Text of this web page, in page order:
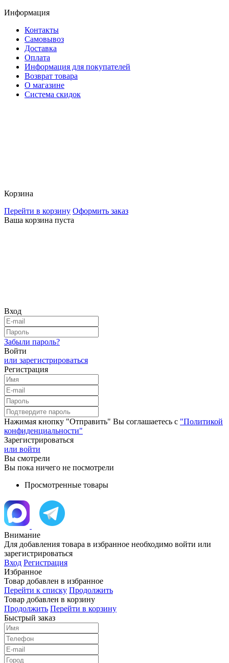
Информация
Контакты
Самовывоз
Доставка
Оплата
Информация для покупателей
Возврат товара
О магазине
Система скидок
Корзина
Перейти в корзину Оформить заказ
Ваша корзина пуста
Вход
Забыли пароль?
Войти
или зарегистрироваться
Регистрация
Нажимая кнопку "Отправить" Вы соглашаетесь с "Политикой
конфиденциальности"
Зарегистрироваться
или войти
Вы смотрели
Вы пока ничего не посмотрели
Просмотренные товары
Внимание
Для добавления товара в избранное необходимо войти или
зарегистрироваться
Вход Регистрация
Избранное
Товар добавлен в избранное
Перейти к списку Продолжить
Товар добавлен в корзину
Продолжить Перейти в корзину
Быстрый заказ